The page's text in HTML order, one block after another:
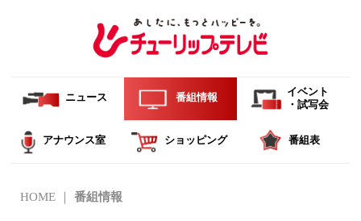
ニュース 番組情報
イベント
・試写会
アナウンス室 ショッピング 番組表
HOME 番組情報